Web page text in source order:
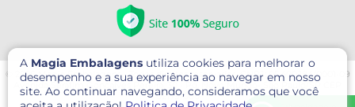
A Magia Embalagens utiliza cookies para melhorar o
desempenho e a sua experiência ao navegar em nosso
site. Ao continuar navegando, consideramos que você
© 2026 Magia Embalagens - Todos direitos reservados. CNPJ: 05.400.184/0001-09
Avenida Serafim Gonçalves Pereira, 30 - Pq. Novo Mundo- São Paulo/SP CEP
02179-000